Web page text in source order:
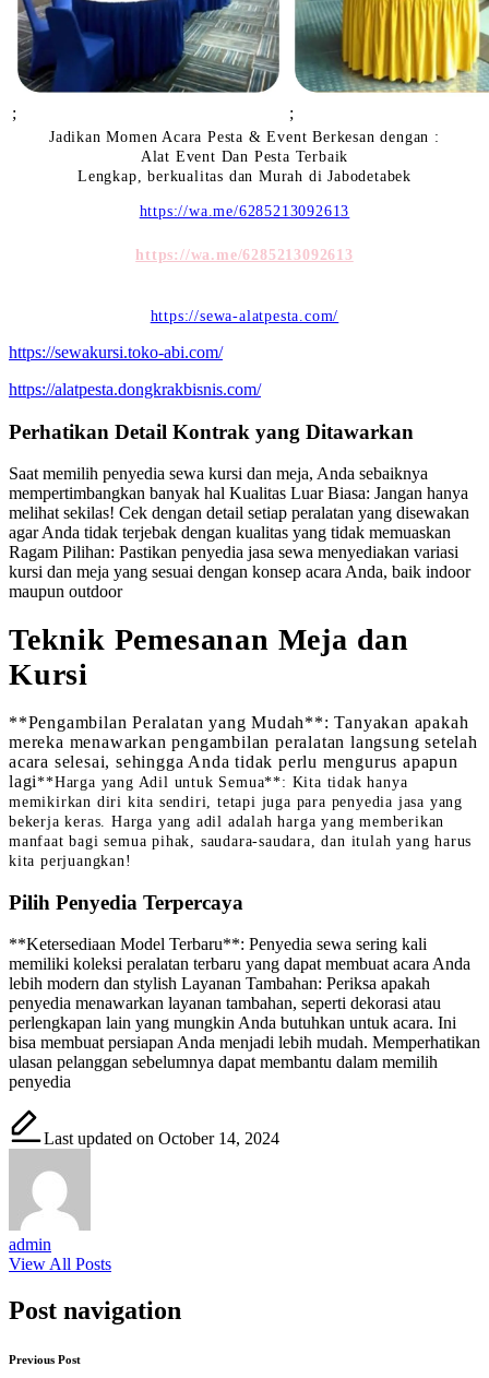
; ;
Jadikan Momen Acara Pesta & Event Berkesan dengan :
Alat Event Dan Pesta Terbaik
Lengkap, berkualitas dan Murah di Jabodetabek
https://wa.me/6285213092613
https://wa.me/6285213092613
https://sewa-alatpesta.com/
https://sewakursi.toko-abi.com/
https://alatpesta.dongkrakbisnis.com/
Perhatikan Detail Kontrak yang Ditawarkan
Saat memilih penyedia sewa kursi dan meja, Anda sebaiknya
mempertimbangkan banyak hal Kualitas Luar Biasa: Jangan hanya
melihat sekilas! Cek dengan detail setiap peralatan yang disewakan
agar Anda tidak terjebak dengan kualitas yang tidak memuaskan
Ragam Pilihan: Pastikan penyedia jasa sewa menyediakan variasi
kursi dan meja yang sesuai dengan konsep acara Anda, baik indoor
maupun outdoor
Teknik Pemesanan Meja dan
Kursi
**Pengambilan Peralatan yang Mudah**: Tanyakan apakah
mereka menawarkan pengambilan peralatan langsung setelah
acara selesai, sehingga Anda tidak perlu mengurus apapun
lagi**Harga yang Adil untuk Semua**: Kita tidak hanya
memikirkan diri kita sendiri, tetapi juga para penyedia jasa yang
bekerja keras. Harga yang adil adalah harga yang memberikan
manfaat bagi semua pihak, saudara-saudara, dan itulah yang harus
kita perjuangkan!
Pilih Penyedia Terpercaya
**Ketersediaan Model Terbaru**: Penyedia sewa sering kali
memiliki koleksi peralatan terbaru yang dapat membuat acara Anda
lebih modern dan stylish Layanan Tambahan: Periksa apakah
penyedia menawarkan layanan tambahan, seperti dekorasi atau
perlengkapan lain yang mungkin Anda butuhkan untuk acara. Ini
bisa membuat persiapan Anda menjadi lebih mudah. Memperhatikan
ulasan pelanggan sebelumnya dapat membantu dalam memilih
penyedia
Last updated on October 14, 2024
admin
View All Posts
Post navigation
Previous Post